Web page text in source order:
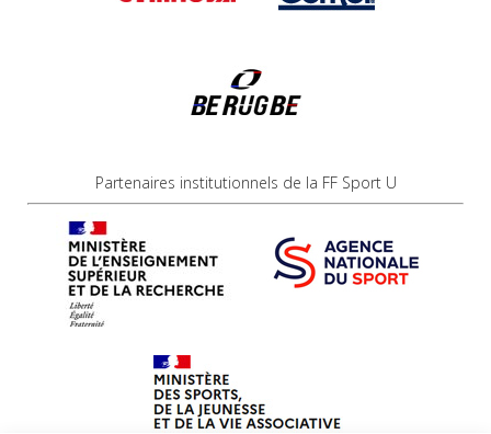
Partenaires institutionnels de la FF Sport U